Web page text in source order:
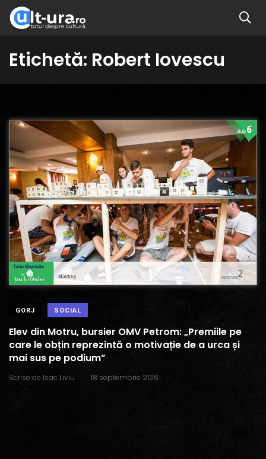
Etichetă: Robert Iovescu
GORJ SOCIAL
Elev din Motru, bursier OMV Petrom: „Premiile pe
care le obțin reprezintă o motivație de a urca și
mai sus pe podium”
Scrise de Isac Liviu . 18 septembrie 2016